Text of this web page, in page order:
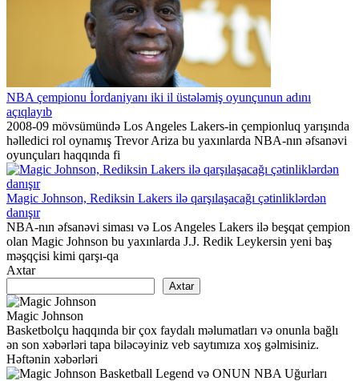
NBA çempionu İordaniyanı iki il üstələmiş oyunçunun adını
açıqlayıb
2008-09 mövsümündə Los Angeles Lakers-in çempionluq yarışında
həlledici rol oynamış Trevor Ariza bu yaxınlarda NBA-nın əfsanəvi
oyunçuları haqqında fi
Magic Johnson, Rediksin Lakers ilə qarşılaşacağı çətinliklərdən
danışır
NBA-nın əfsanəvi siması və Los Angeles Lakers ilə beşqat çempion
olan Magic Johnson bu yaxınlarda J.J. Redik Leykersin yeni baş
məşqçisi kimi qarşı-qa
Axtar
Axtar
Magic Johnson
Basketbolçu haqqında bir çox faydalı məlumatları və onunla bağlı
ən son xəbərləri tapa biləcəyiniz veb saytımıza xoş gəlmisiniz.
Həftənin xəbərləri